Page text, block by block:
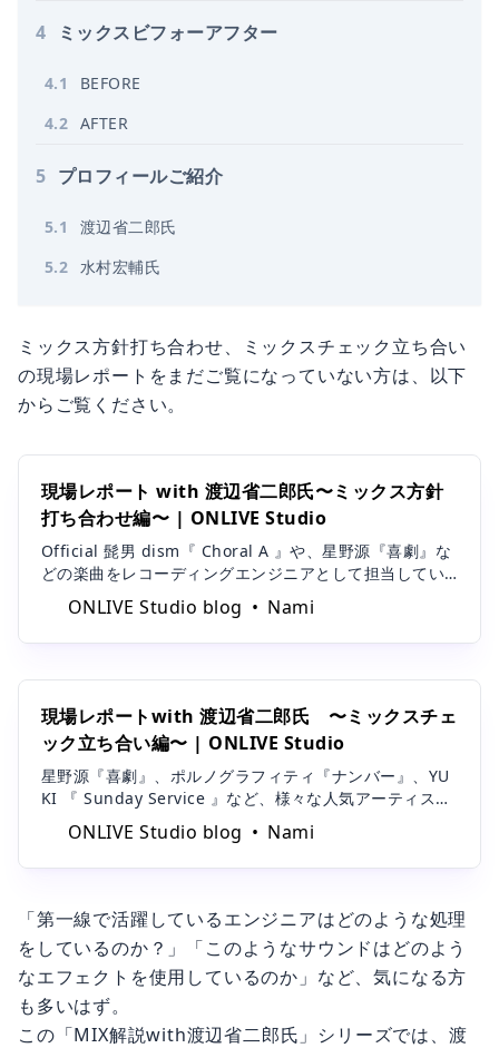
4 ミックスビフォーアフター
4.1
BEFORE
4.2 AFTER
5 プロフィールご紹介
5.1
渡辺省二郎氏
5.2 水村宏輔氏
ミックス方針打ち合わせ、ミックスチェック立ち合い
の現場レポートをまだご覧になっていない方は、以下
からご覧ください。
現場レポート with 渡辺省二郎氏〜ミックス方針
打ち合わせ編〜 | ONLIVE Studio
Official 髭男 dism『 Choral A 』や、星野源『喜劇』な
どの楽曲をレコーディングエンジニアとして担当してい
る渡辺省二郎氏。今回は ONLIVE Studio に所属するアー
ティスト、水村宏輔氏の新曲『アゲハ』のミックスを渡
辺氏に依頼し、その一部始終を取材させて頂きました
ONLIVE Studio blog Nami
現場レポートwith 渡辺省二郎氏 〜ミックスチェ
ック立ち合い編〜 | ONLIVE Studio
星野源『喜劇』、ポルノグラフィティ『ナンバー』、YU
KI 『 Sunday Service 』など、様々な人気アーティスト
の楽曲を手がけてきたエンジニア界の巨匠、渡辺省二郎
氏。今回はサウンドオンライブ株式会社所属アーティス
ト、水村宏輔氏の新曲『アゲハ』のミックスを渡辺氏に
ONLIVE Studio blog Nami
「第一線で活躍しているエンジニアはどのような処理
をしているのか？」「このようなサウンドはどのよう
なエフェクトを使用しているのか」など、気になる方
も多いはず。
この「MIX解説with渡辺省二郎氏」シリーズでは、渡